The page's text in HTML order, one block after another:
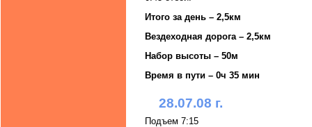
Итого за день – 2,5км
Вездеходная дорога – 2,5км
Набор высоты – 50м
Время в пути – 0ч 35 мин
28.07.08 г.
Подъем 7:15